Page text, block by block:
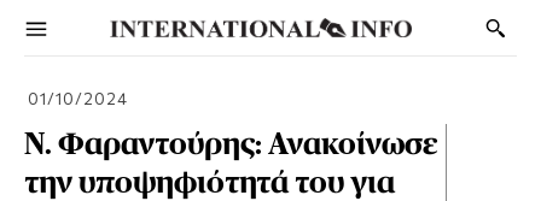
01/10/2024
Ν. Φαραντούρης: Ανακοίνωσε
την υποψηφιότητά του για